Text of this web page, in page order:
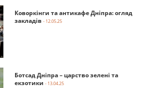
Коворкінги та антикафе Дніпра: огляд
закладів - 12.05.25
Ботсад Дніпра – царство зелені та
екзотики - 13.04.25